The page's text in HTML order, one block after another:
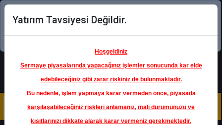
Şimdi uygulamayı indirin!
Yatırım Tavsiyesi Değildir.
Hoşgeldiniz
Sermaye piyasalarında yapacağınız işlemler sonucunda kar elde
edebileceğiniz gibi zarar riskiniz de bulunmaktadır.
Bu nedenle, işlem yapmaya karar vermeden önce, piyasada
karşılaşabileceğiniz riskleri anlamanız, mali durumunuzu ve
kısıtlarınızı dikkate alarak karar vermeniz gerekmektedir.